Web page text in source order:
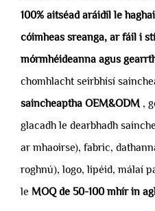
100% aitséad aráidil le
cóimheas sreanga, ar fáil i
mórmhéideanna agus
chomhlacht seirbhísí
saincheaptha OEM&ODM ,
glacadh le dearbhadh
ar mhaoirse), fabric,
roghnú), logo, lipéid, málaí
le MOQ de 50-100 mhír in